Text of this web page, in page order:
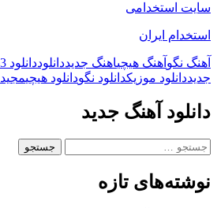
سایت استخدامی
استخدام ایران
آهنگ نگو آهنگ هیچیاهنگ جدیددانلوددانلود mp3
جدیددانلود موزیکدانلود نگودانلود هیچیمجید
دانلود آهنگ جدید
جستجو
نوشته‌های تازه